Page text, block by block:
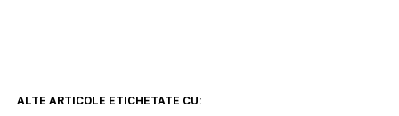
ALTE ARTICOLE ETICHETATE CU: